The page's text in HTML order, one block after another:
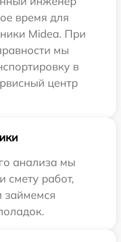
время для
Midea. При
мы
в
центр
анализа мы
смету работ,
займемся